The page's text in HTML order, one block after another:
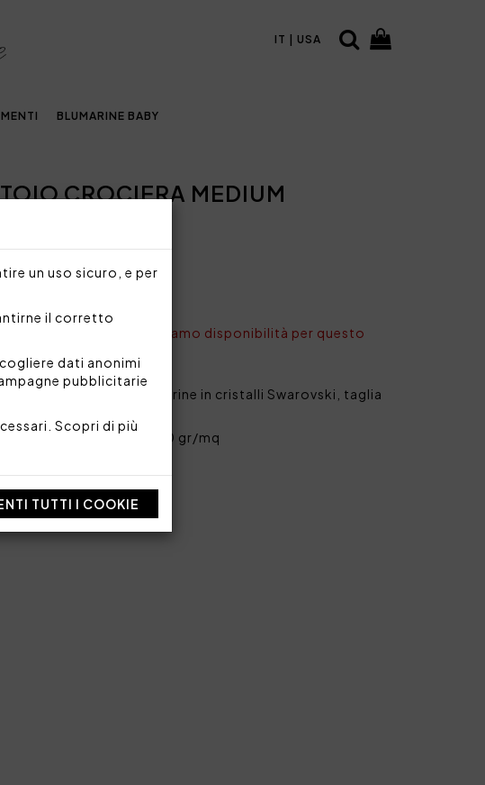
un uso sicuro, e per
il corretto
dati anonimi
pubblicitarie
Scopri di più
TUTTI I COOKIE
IT | USA
BLUMARINE BABY
CROCIERA MEDIUM
ma al momento non abbiamo disponibilità per questo
cappuccio e logo Blumarine in cristalli Swarovski, taglia
filato pettinato 420 gr/mq